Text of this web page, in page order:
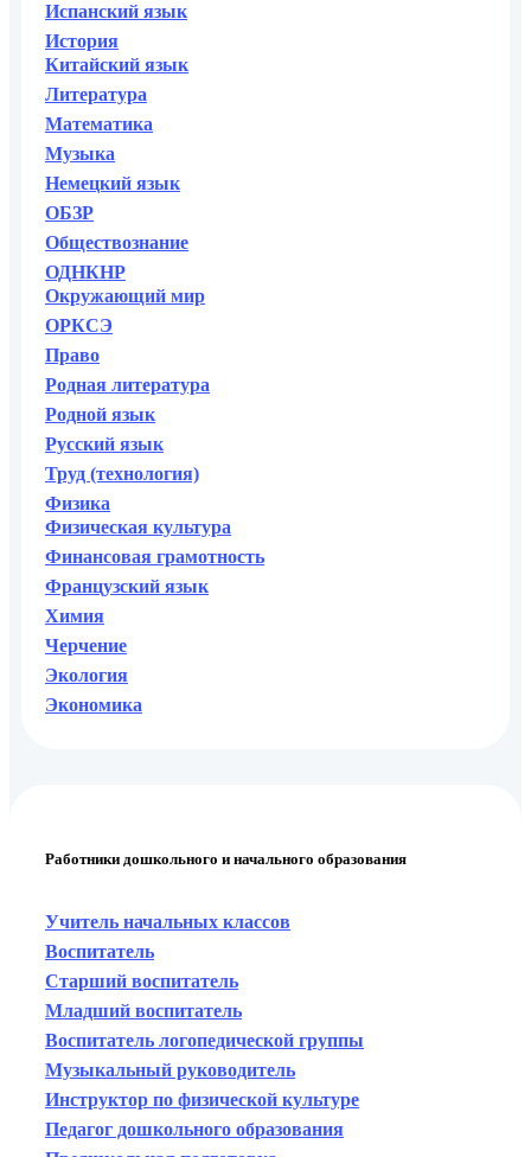
Испанский язык
История
Китайский язык
Литература
Математика
Музыка
Немецкий язык
ОБЗР
Обществознание
ОДНКНР
Окружающий мир
ОРКСЭ
Право
Родная литература
Родной язык
Русский язык
Труд (технология)
Физика
Физическая культура
Финансовая грамотность
Французский язык
Химия
Черчение
Экология
Экономика
Работники дошкольного и начального образования
Учитель начальных классов
Воспитатель
Старший воспитатель
Младший воспитатель
Воспитатель логопедической группы
Музыкальный руководитель
Инструктор по физической культуре
Педагог дошкольного образования